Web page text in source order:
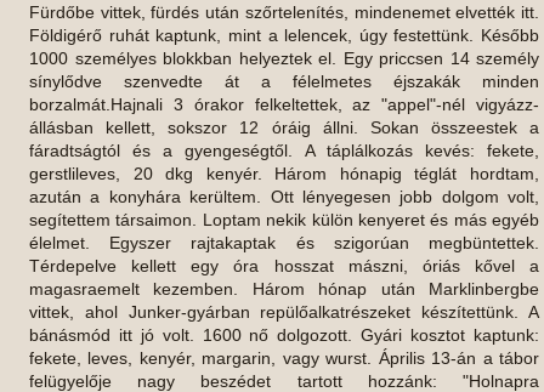
Fürdőbe vittek, fürdés után szőrtelenítés, mindenemet elvették itt.
Földigérő ruhát kaptunk, mint a lelencek, úgy festettünk. Később
1000 személyes blokkban helyeztek el. Egy priccsen 14 személy
sínylődve szenvedte át a félelmetes éjszakák minden
borzalmát.Hajnali 3 órakor felkeltettek, az "appel"-nél vigyázz-
állásban kellett, sokszor 12 óráig állni. Sokan összeestek a
fáradtságtól és a gyengeségtől. A táplálkozás kevés: fekete,
gerstlileves, 20 dkg kenyér. Három hónapig téglát hordtam,
azután a konyhára kerültem. Ott lényegesen jobb dolgom volt,
segítettem társaimon. Loptam nekik külön kenyeret és más egyéb
élelmet. Egyszer rajtakaptak és szigorúan megbüntettek.
Térdepelve kellett egy óra hosszat mászni, óriás kővel a
magasraemelt kezemben. Három hónap után Marklinbergbe
vittek, ahol Junker-gyárban repülőalkatrészeket készítettünk. A
bánásmód itt jó volt. 1600 nő dolgozott. Gyári kosztot kaptunk:
fekete, leves, kenyér, margarin, vagy wurst. Április 13-án a tábor
felügyelője nagy beszédet tartott hozzánk: "Holnapra